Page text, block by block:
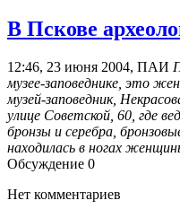
В Пскове
12:46, 23 июня 2004, ПАИ
музее-заповеднике, это
музей-заповедник,
улице Советской, 60, где
бронзы и серебра,
находилась в ногах
Обсуждение 0
Нет комментариев